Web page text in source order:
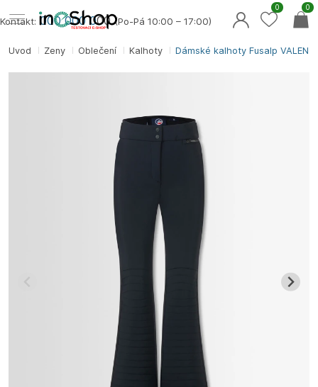
Úvod Ženy Oblečení Kalhoty Dámské kalhoty Fusalp
Kontakt: 000 000 000(Po-Pá 10:00 – 17:00)
0
0